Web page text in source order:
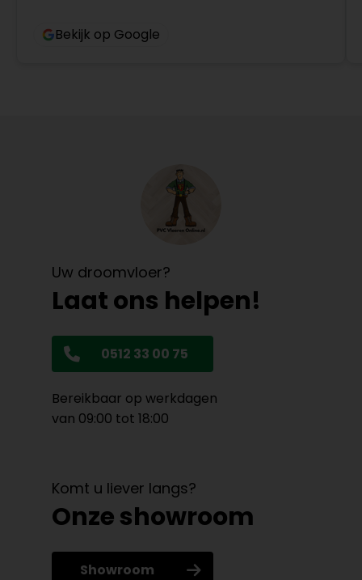
Bekijk op Google
Uw droomvloer?
Laat ons helpen!
0512 33 00 75
Bereikbaar op werkdagen
van 09:00 tot 18:00
Komt u liever langs?
Onze showroom
Showroom